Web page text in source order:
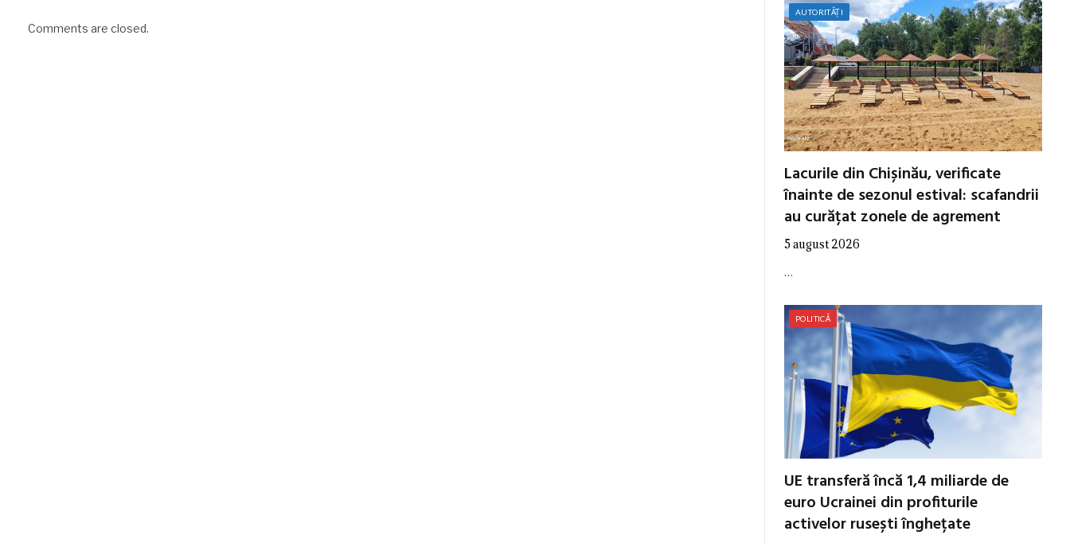
Comments are closed.
AUTORITĂȚI
Lacurile din Chișinău, verificate
înainte de sezonul estival: scafandrii
au curățat zonele de agrement
5 august 2026
…
POLITICĂ
UE transferă încă 1,4 miliarde de
euro Ucrainei din profiturile
activelor rusești înghețate